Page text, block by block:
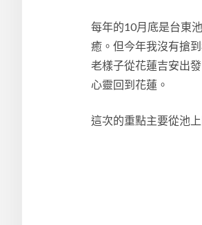
每年的10月底是台東
癒。但今年我沒有搶
老樣子從花蓮吉安出
心靈回到花蓮。
這次的重點主要從池